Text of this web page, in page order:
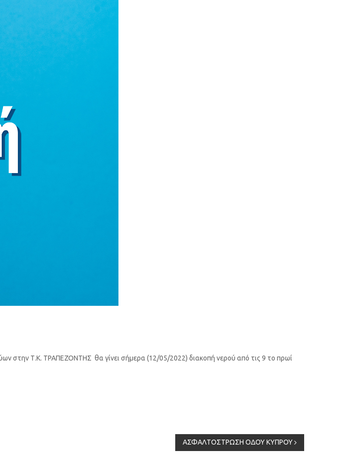
στην Τ.Κ. ΤΡΑΠΕΖΟΝΤΗΣ θα γίνει σήμερα (12/05/2022) διακοπή νερού από τις 9 το πρωί
ΑΣΦΑΛΤΟΣΤΡΩΣΗ ΟΔΟΥ ΚΥΠΡΟΥ